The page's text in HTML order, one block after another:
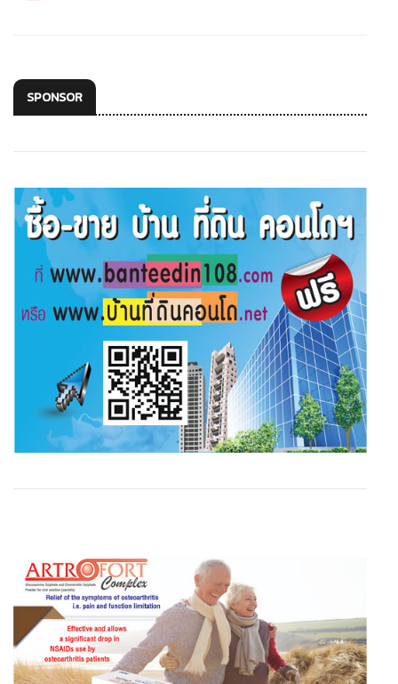
SPONSOR